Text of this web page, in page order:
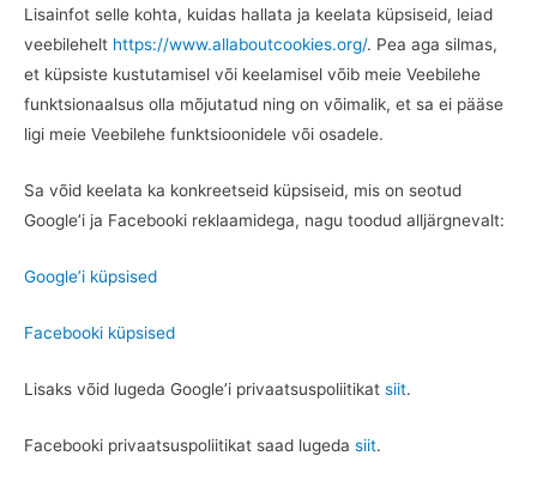
Lisainfot selle kohta, kuidas hallata ja keelata küpsiseid, leiad
veebilehelt https://www.allaboutcookies.org/. Pea aga silmas,
et küpsiste kustutamisel või keelamisel võib meie Veebilehe
funktsionaalsus olla mõjutatud ning on võimalik, et sa ei pääse
ligi meie Veebilehe funktsioonidele või osadele.
Sa võid keelata ka konkreetseid küpsiseid, mis on seotud
Google’i ja Facebooki reklaamidega, nagu toodud alljärgnevalt:
Google’i küpsised
Facebooki küpsised
Lisaks võid lugeda Google’i privaatsuspoliitikat siit.
Facebooki privaatsuspoliitikat saad lugeda siit.